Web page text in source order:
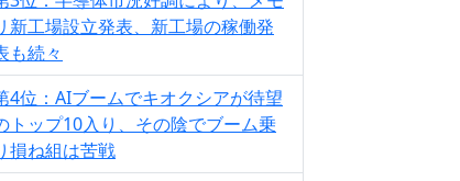
新工場設立発表、新工場の稼働発
も続々
4位：AIブームでキオクシアが待望
トップ10入り、その陰でブーム乗
損ね組は苦戦